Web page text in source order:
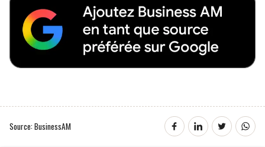
Source: BusinessAM